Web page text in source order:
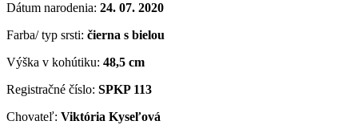
Dátum narodenia: 24. 07. 2020
Farba/ typ srsti: čierna s bielou
Výška v kohútiku: 48,5 cm
Registračné číslo: SPKP 113
Chovateľ: Viktória Kyseľová